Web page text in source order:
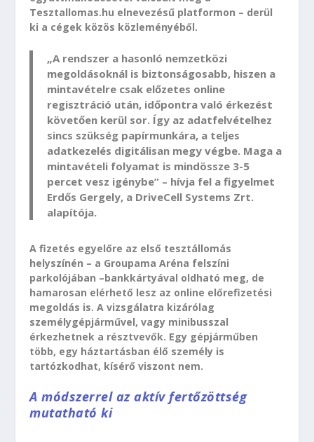
Tesztallomas.hu elnevezésű platformon – derül
ki a cégek közös közleményéből.
„A rendszer a hasonló nemzetközi
megoldásoknál is biztonságosabb, hiszen a
mintavételre csak előzetes online
regisztráció után, időpontra való érkezést
követően kerül sor. Így az adatfelvételhez
sincs szükség papírmunkára, a teljes
adatkezelés digitálisan megy végbe. Maga a
mintavételi folyamat is mindössze 3-5
percet vesz igénybe” – hívja fel a figyelmet
Erdős Gergely, a DriveCell Systems Zrt.
alapítója.
A fizetés egyelőre az első tesztállomás
helyszínén – a Groupama Aréna felszíni
parkolójában –bankkártyával oldható meg, de
hamarosan elérhető lesz az online előrefizetési
megoldás is. A vizsgálatra kizárólag
személygépjárművel, vagy minibusszal
érkezhetnek a résztvevők. Egy gépjárműben
több, egy háztartásban élő személy is
tartózkodhat, kísérő viszont nem.
A módszerrel az aktív fertőzöttség
mutatható ki